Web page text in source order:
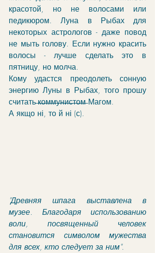
красотой, но не волосами или
педикюром. Луна в Рыбах для
некоторых астрологов - даже повод
не мыть голову. Если нужно красить
волосы - лучше сделать это в
пятницу, но молча.
Кому удастся преодолеть сонную
энергию Луны в Рыбах, того прошу
считать ̶к̶о̶м̶м̶у̶н̶и̶с̶т̶о̶м̶ Магом.
А якщо ні, то й ні (с).
"Древняя шпага выставлена в
музее. Благодаря использованию
воли, посвященный человек
становится символом мужества
для всех, кто следует за ним".